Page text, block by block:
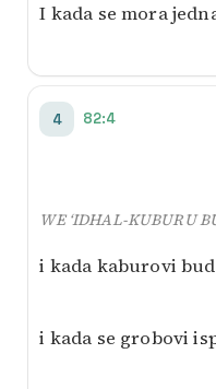
I kada se mora
4 82:4
WE ‘IDHAL-KUBURU
i kada kaburovi
i kada se grobovi